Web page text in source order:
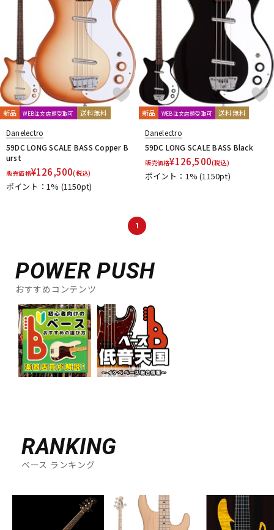
新品 WEB注文店頭受取可 送料無料
Danelectro
59DC LONG SCALE BASS Copper B
urst
販売価格¥126,500(税込)
ポイント：1% (1150pt)
新品 WEB注文店頭受取可 送料無料
Danelectro
59DC LONG SCALE BASS Black
販売価格¥126,500(税込)
ポイント：1%(1150pt)
1
POWER PUSH
おすすめコンテンツ
RANKING
ベース ランキング